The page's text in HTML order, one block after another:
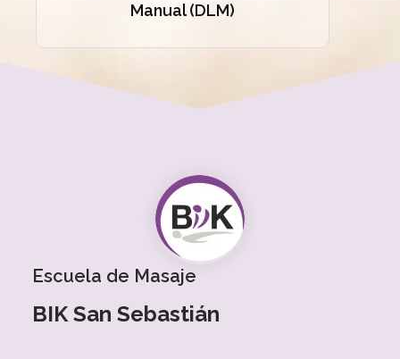
Manual (DLM)
Escuela de Masaje
BIK San Sebastián